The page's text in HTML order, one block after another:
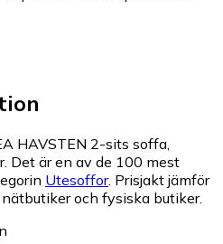
HAVSTEN 2-sits soffa,
Det är en av de 100 mest
Utesoffor. Prisjakt jämför
och fysiska butiker.